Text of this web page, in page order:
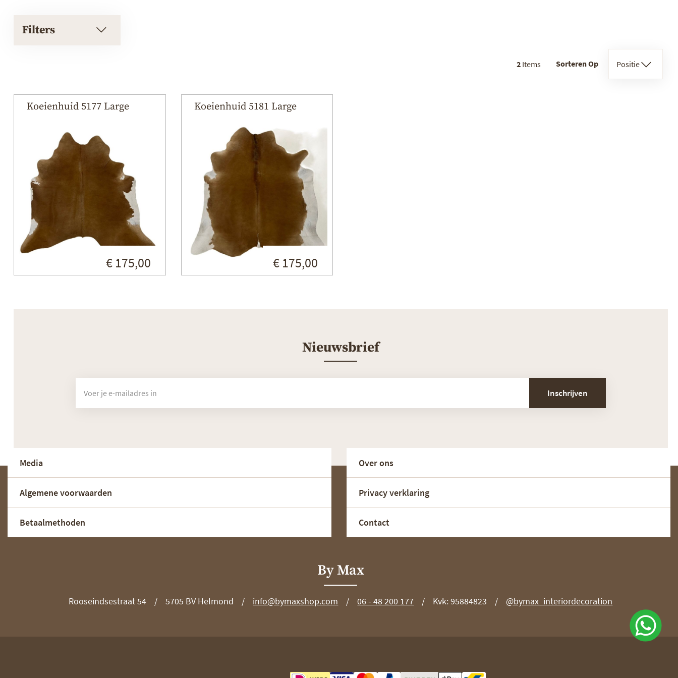
Filters
2 Items Sorteren Op Positie
Koeienhuid 5177 Large
€ 175,00
Koeienhuid 5181 Large
€ 175,00
Nieuwsbrief
Inschrijven
Media Over ons
Algemene voorwaarden Privacy verklaring
Betaalmethoden Contact
By Max
Rooseindsestraat 54 5705 BV Helmond info@bymaxshop.com 06 - 48 200 177 Kvk: 95884823 @bymax_interiordecoration